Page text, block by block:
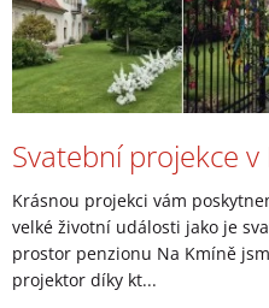
Svatební projekce
Krásnou projekci vám
velké životní události jako je
prostor penzionu Na Kmíně
projektor díky kt...